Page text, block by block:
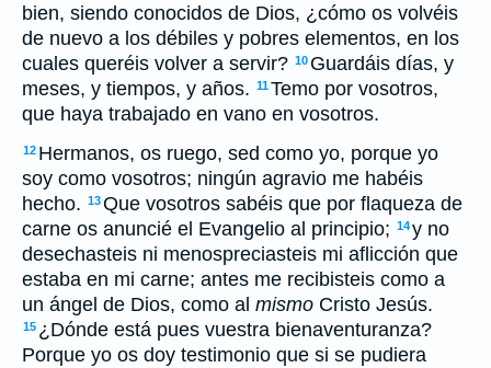
bien, siendo conocidos de Dios, ¿cómo os volvéis
de nuevo a los débiles y pobres elementos, en los
cuales queréis volver a servir? 10 Guardáis días, y
meses, y tiempos, y años. 11Temo por vosotros,
que haya trabajado en vano en vosotros.
12 Hermanos, os ruego, sed como yo, porque yo
soy como vosotros; ningún agravio me habéis
hecho. 13Que vosotros sabéis que por flaqueza de
carne os anuncié el Evangelio al principio; 14y no
desechasteis ni menospreciasteis mi aflicción que
estaba en mi carne; antes me recibisteis como a
un ángel de Dios, como al mismo Cristo Jesús.
15 ¿Dónde está pues vuestra bienaventuranza?
Porque yo os doy testimonio que si se pudiera